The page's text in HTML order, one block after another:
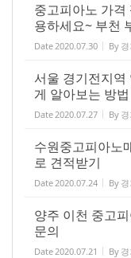
중고피아노 가격
용하세요~ 부천
Date 2020.07.30 By
서울 경기전지
게 알아보는 방법
Date 2020.07.27 By
수원중고피아노
로 견적받기
Date 2020.07.24 By
양주 이천 중고
문의
Date 2020.07.21 By